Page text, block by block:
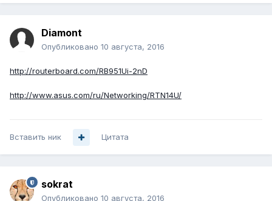
Diamont
Опубликовано 10 августа, 2016
http://routerboard.com/RB951Ui-2nD
http://www.asus.com/ru/Networking/RTN14U/
Вставить ник Цитата
sokrat
Опубликовано 10 августа, 2016